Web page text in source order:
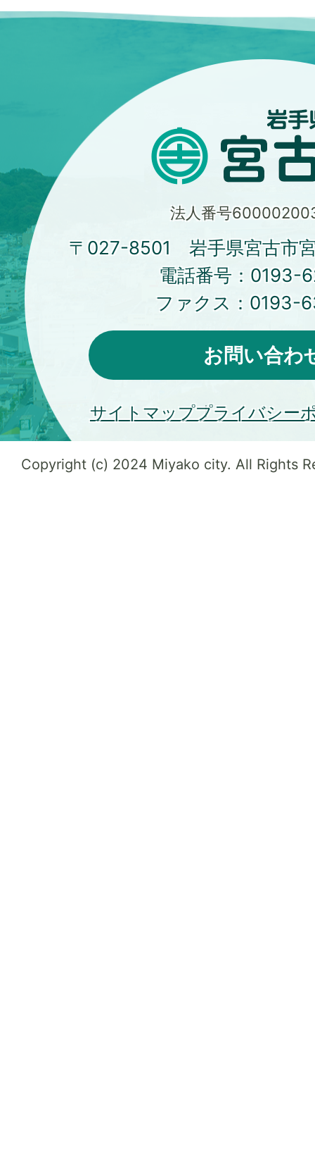
法人番号
〒027-8501 岩手県宮古市
電話番号： 0193-
ファクス： 0193-
お問い合わ
サイトマッププライバシー
Copyright (c) 2024 Miyako city. All Rights